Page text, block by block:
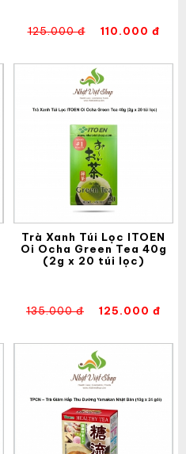
125.000 đ 110.000 đ
Trà Xanh Túi Lọc ITOEN
Oi Ocha Green Tea 40g
(2g x 20 túi lọc)
135.000 đ 125.000 đ